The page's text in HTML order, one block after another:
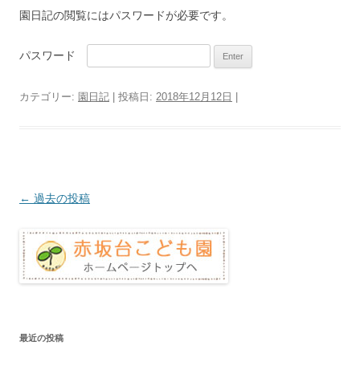
園日記の閲覧にはパスワードが必要です。
パスワード
カテゴリー: 園日記 | 投稿日: 2018年12月12日 |
投
ナ
ビ
ゲ
シ
← 過去の投稿
最近の投稿